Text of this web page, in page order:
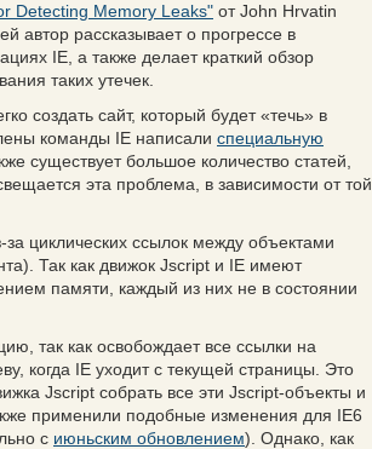
Detecting Memory Leaks" от John Hrvatin
автор рассказывает о прогрессе в
IE, а также делает краткий обзор
таких утечек.
создать сайт, который будет «течь» в
команды IE написали специальную
существует большое количество статей,
эта проблема, в зависимости от той
циклических ссылок между объектами
Так как движок Jscript и IE имеют
памяти, каждый из них не в состоянии
так как освобождает все ссылки на
когда IE уходит с текущей страницы. Это
Jscript собрать все эти Jscript-объекты и
применили подобные изменения для IE6
с июньским обновлением). Однако, как